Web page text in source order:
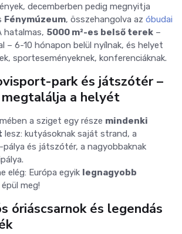
decemberben pedig megnyitja
Fénymúzeum, összehangolva az óbudai
hatalmas, 5000 m²-es belső terek –
– 6-10 hónapon belül nyílnak, és helyet
sporteseményeknek, konferenciáknak.
park és játszótér –
a helyét
a sziget egy része mindenki
lesz: kutyásoknak saját strand, a
és játszótér, a nagyobbaknak
elég: Európa egyik legnagyobb
meg!
óriáscsarnok és legendás